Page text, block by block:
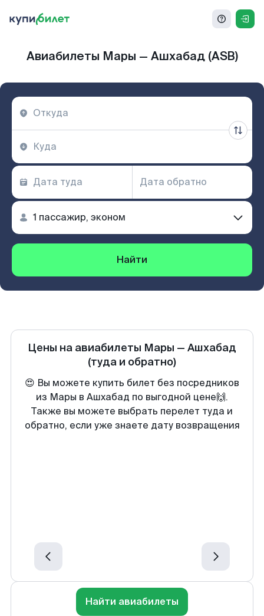
Авиабилеты Мары — Ашхабад (ASB)
Найти
Цены на авиабилеты Мары — Ашхабад
(туда и обратно)
😍 Вы можете купить билет без посредников
из Мары в Ашхабад по выгодной цене🙌.
Также вы можете выбрать перелет туда и
обратно, если уже знаете дату возвращения
Найти авиабилеты